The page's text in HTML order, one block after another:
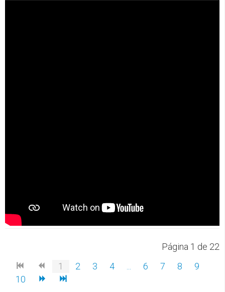
Página 1 de 22
1
2 3 4 6 7 8
9
10